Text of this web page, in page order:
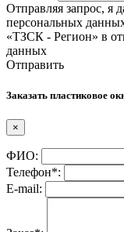
Отправляя запрос, я
персональных
«ТЗСК - Регион» в
данных
Отправить
Заказать пластиковое
×
ФИО:
Телефон*:
E-mail: